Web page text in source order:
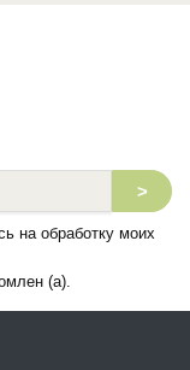
>
на обработку моих
(а).